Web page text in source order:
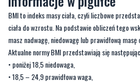
masz nadwagę, niedowagę lub prawidłową masę
Aktualne normy BMI przedstawiają się
• poniżej 18,5 niedowaga,
• 18,5 – 24,9 prawidłowa waga,
• 25,0 – 29,9 nadwaga,
• 30,0 i więcej otyłość.
Choć określenie wskaźnika BMI nie daje